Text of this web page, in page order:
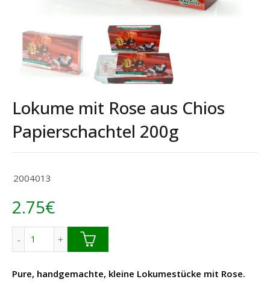
Lokume mit Rose aus Chios
Papierschachtel 200g
2004013
2.75€
Lokume mit Rose aus Chios Papierschachtel 200g Menge
Pure, handgemachte, kleine Lokumestücke mit Rose.